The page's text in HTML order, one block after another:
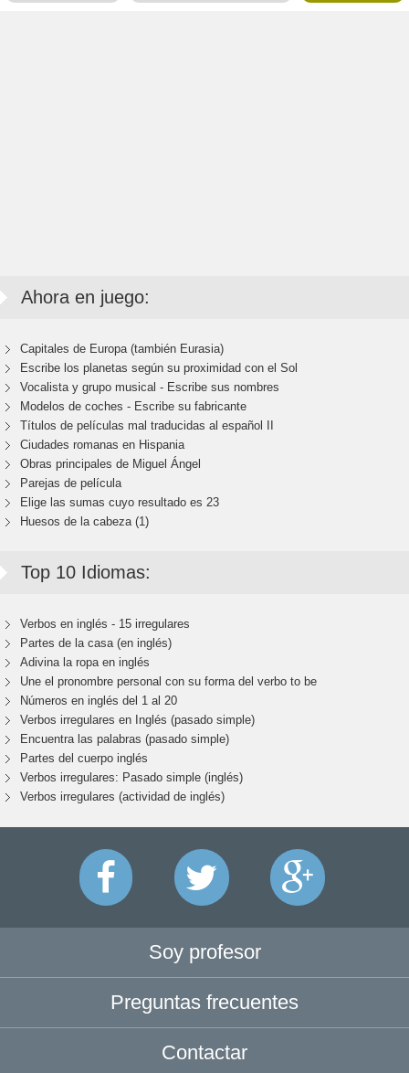
Ahora en juego:
Capitales de Europa (también Eurasia)
Escribe los planetas según su proximidad con el Sol
Vocalista y grupo musical - Escribe sus nombres
Modelos de coches - Escribe su fabricante
Títulos de películas mal traducidas al español II
Ciudades romanas en Hispania
Obras principales de Miguel Ángel
Parejas de película
Elige las sumas cuyo resultado es 23
Huesos de la cabeza (1)
Top 10 Idiomas:
Verbos en inglés - 15 irregulares
Partes de la casa (en inglés)
Adivina la ropa en inglés
Une el pronombre personal con su forma del verbo to be
Números en inglés del 1 al 20
Verbos irregulares en Inglés (pasado simple)
Encuentra las palabras (pasado simple)
Partes del cuerpo inglés
Verbos irregulares: Pasado simple (inglés)
Verbos irregulares (actividad de inglés)
Soy profesor
Preguntas frecuentes
Contactar